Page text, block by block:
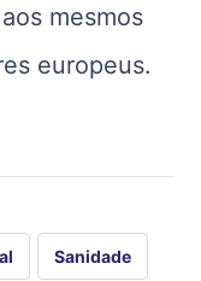
mesmos
europeus.
Sanidade